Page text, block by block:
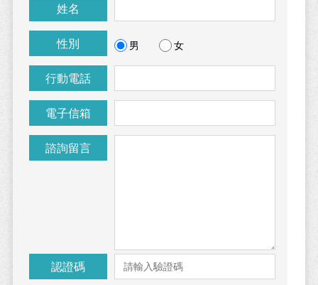
姓名
性別 男 女
行動電話
電子信箱
諮詢留言
認證碼